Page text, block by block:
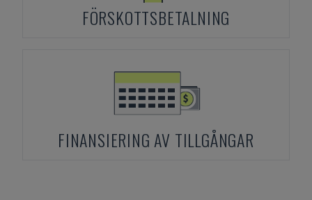
FÖRSKOTTSBETALNING
FINANSIERING AV TILLGÅNGAR